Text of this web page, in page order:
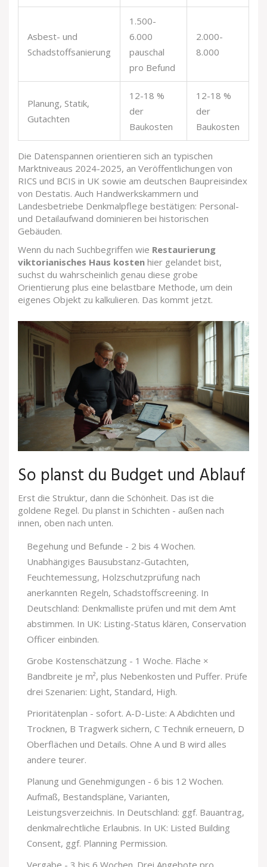
Asbest- und
Schadstoffsanierung
1.500-
6.000
pauschal
pro Befund
2.000-
8.000
Planung, Statik,
Gutachten
12-18 %
der
Baukosten
12-18 %
der
Baukosten
Die Datenspannen orientieren sich an typischen
Marktniveaus 2024-2025, an Veröffentlichungen von
RICS und BCIS in UK sowie am deutschen Baupreisindex
von Destatis. Auch Handwerkskammern und
Landesbetriebe Denkmalpflege bestätigen: Personal-
und Detailaufwand dominieren bei historischen
Gebäuden.
Wenn du nach Suchbegriffen wie Restaurierung
viktorianisches Haus kosten hier gelandet bist,
suchst du wahrscheinlich genau diese grobe
Orientierung plus eine belastbare Methode, um dein
eigenes Objekt zu kalkulieren. Das kommt jetzt.
So planst du Budget und Ablauf
Erst die Struktur, dann die Schönheit. Das ist die
goldene Regel. Du planst in Schichten - außen nach
innen, oben nach unten.
Begehung und Befunde - 2 bis 4 Wochen.
Unabhängiges Bausubstanz-Gutachten,
Feuchtemessung, Holzschutzprüfung nach
anerkannten Regeln, Schadstoffscreening. In
Deutschland: Denkmalliste prüfen und mit dem Amt
abstimmen. In UK: Listing-Status klären, Conservation
Officer einbinden.
Grobe Kostenschätzung - 1 Woche. Fläche ×
Bandbreite je m², plus Nebenkosten und Puffer. Prüfe
drei Szenarien: Light, Standard, High.
Prioritätenplan - sofort. A-D-Liste: A Abdichten und
Trocknen, B Tragwerk sichern, C Technik erneuern, D
Oberflächen und Details. Ohne A und B wird alles
andere teurer.
Planung und Genehmigungen - 6 bis 12 Wochen.
Aufmaß, Bestandspläne, Varianten,
Leistungsverzeichnis. In Deutschland: ggf. Bauantrag,
denkmalrechtliche Erlaubnis. In UK: Listed Building
Consent, ggf. Planning Permission.